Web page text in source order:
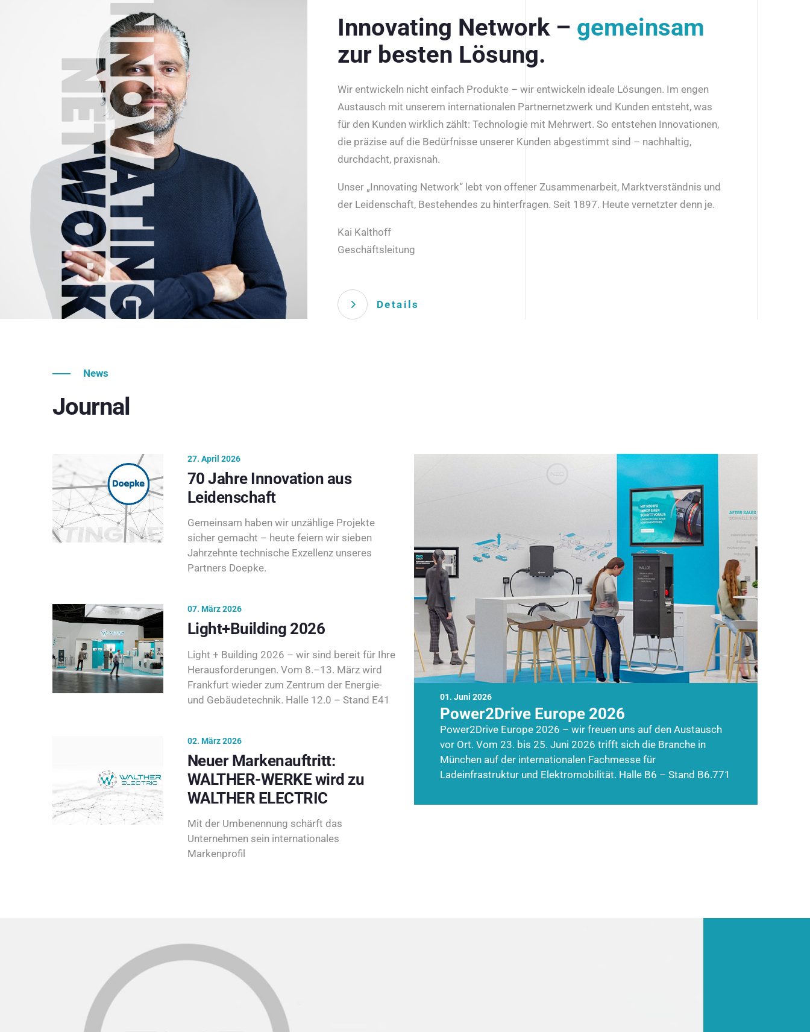
Innovating Network – gemeinsam
zur besten Lösung.
Wir entwickeln nicht einfach Produkte – wir entwickeln ideale Lösungen. Im engen
Austausch mit unserem internationalen Partnernetzwerk und Kunden entsteht, was
für den Kunden wirklich zählt: Technologie mit Mehrwert. So entstehen Innovationen,
die präzise auf die Bedürfnisse unserer Kunden abgestimmt sind – nachhaltig,
durchdacht, praxisnah.
Unser „Innovating Network“ lebt von offener Zusammenarbeit, Marktverständnis und
der Leidenschaft, Bestehendes zu hinterfragen. Seit 1897. Heute vernetzter denn je.
Kai Kalthoff
Geschäftsleitung
Details
News
Journal
01. Juni 2026
Power2Drive Europe 2026
Power2Drive Europe 2026 – wir freuen uns auf den Austausch
vor Ort. Vom 23. bis 25. Juni 2026 trifft sich die Branche in
München auf der internationalen Fachmesse für
Ladeinfrastruktur und Elektromobilität. Halle B6 – Stand B6.771
27. April 2026
70 Jahre Innovation aus
Leidenschaft
Gemeinsam haben wir unzählige Projekte
sicher gemacht – heute feiern wir sieben
Jahrzehnte technische Exzellenz unseres
Partners Doepke.
07. März 2026
Light+Building 2026
Light + Building 2026 – wir sind bereit für Ihre
Herausforderungen. Vom 8.–13. März wird
Frankfurt wieder zum Zentrum der Energie-
und Gebäudetechnik. Halle 12.0 – Stand E41
02. März 2026
Neuer Markenauftritt:
WALTHER-WERKE wird zu
WALTHER ELECTRIC
Mit der Umbenennung schärft das
Unternehmen sein internationales
Markenprofil